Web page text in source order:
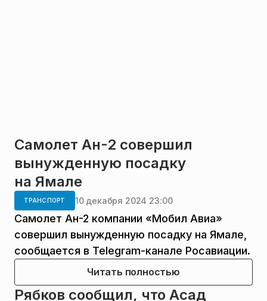
Самолет Ан-2 совершил
вынужденную посадку
на Ямале
ТРАНСПОРТ 10 декабря 2024 23:00
Самолет Ан-2 компании «Мобил Авиа»
совершил вынужденную посадку на Ямале,
сообщается в Telegram-канале Росавиации.
Читать полностью
Рябков сообщил, что Асад